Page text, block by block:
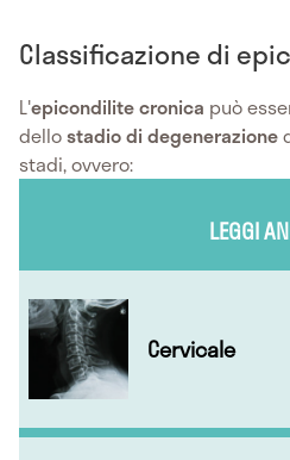
Classificazione di
L'epicondilite cronica può
dellostadio di degenerazione
stadi, ovvero:
LEGGI
Cervicale